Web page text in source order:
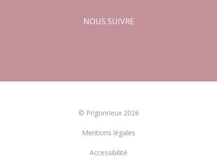
NOUS SUIVRE
© Prigonrieux 2026
Mentions légales
Accessibilité